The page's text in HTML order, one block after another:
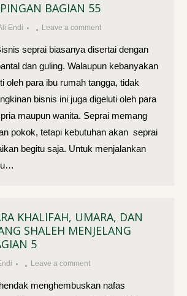
BAGIAN 55
Endi Leave a comment
seprai biasanya disertai dengan
dan guling. Walaupun kebanyakan
oleh para ibu rumah tangga, tidak
bisnis ini juga digeluti oleh para
maupun wanita. Seprai memang
pokok, tetapi kebutuhan akan seprai
begitu saja. Untuk menjalankan
KHALIFAH, UMARA, DAN
SHALEH MENJELANG
5
Leave a comment
menghembuskan nafas